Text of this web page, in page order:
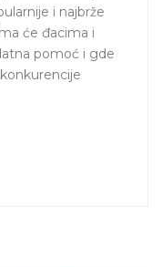
i najbrže
će đacima i
pomoć i gde